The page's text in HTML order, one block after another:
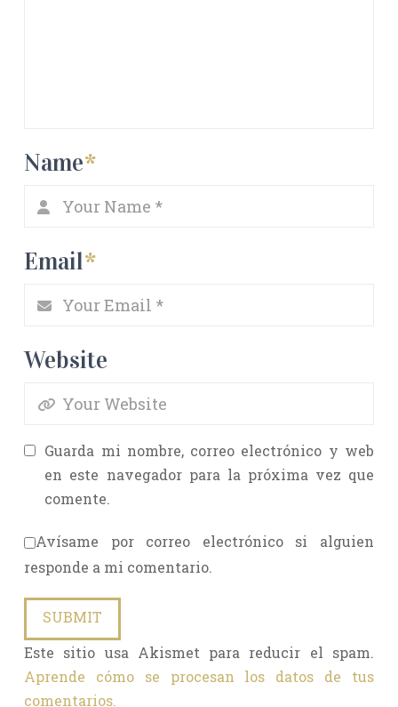
Name*
Email*
Website
Guarda mi nombre, correo electrónico y web
en este navegador para la próxima vez que
comente.
Avísame por correo electrónico si alguien
responde a mi comentario.
Este sitio usa Akismet para reducir el spam.
Aprende cómo se procesan los datos de tus
comentarios.